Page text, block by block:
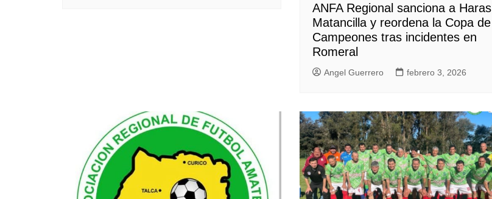
ANFA Regional sanciona a Haras
Matancilla y reordena la Copa de
Campeones tras incidentes en
Romeral
Angel Guerrero febrero 3, 2026